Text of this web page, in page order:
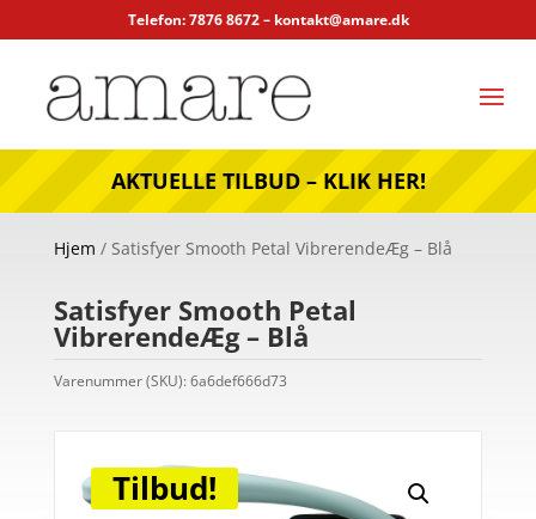
Telefon: 7876 8672 – kontakt@amare.dk
AKTUELLE TILBUD – KLIK HER!
Hjem / Satisfyer Smooth Petal VibrerendeÆg – Blå
Satisfyer Smooth Petal
VibrerendeÆg – Blå
Varenummer (SKU): 6a6def666d73
Tilbud!